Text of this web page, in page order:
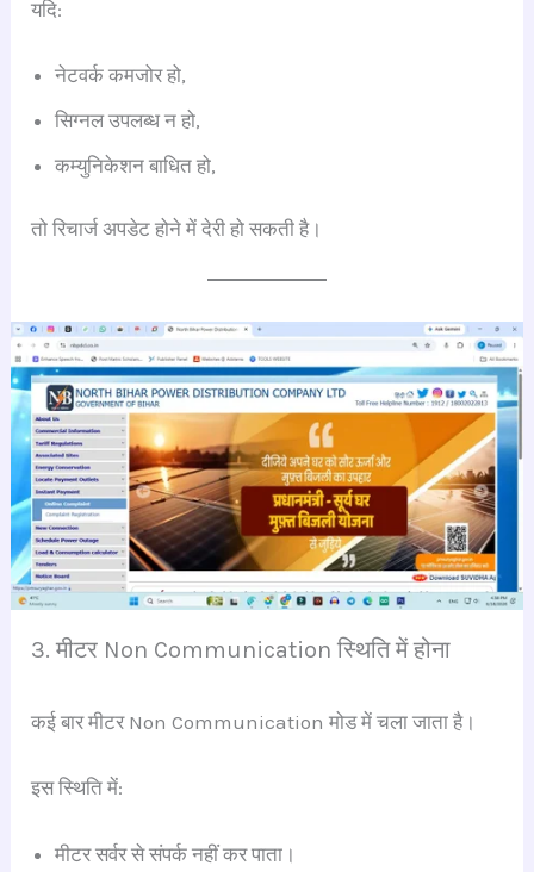
यदि:
नेटवर्क कमजोर हो,
सिग्नल उपलब्ध न हो,
कम्युनिकेशन बाधित हो,
तो रिचार्ज अपडेट होने में देरी हो सकती है।
3. मीटर Non Communication स्थिति में होना
कई बार मीटर Non Communication मोड में चला जाता है।
इस स्थिति में:
मीटर सर्वर से संपर्क नहीं कर पाता।